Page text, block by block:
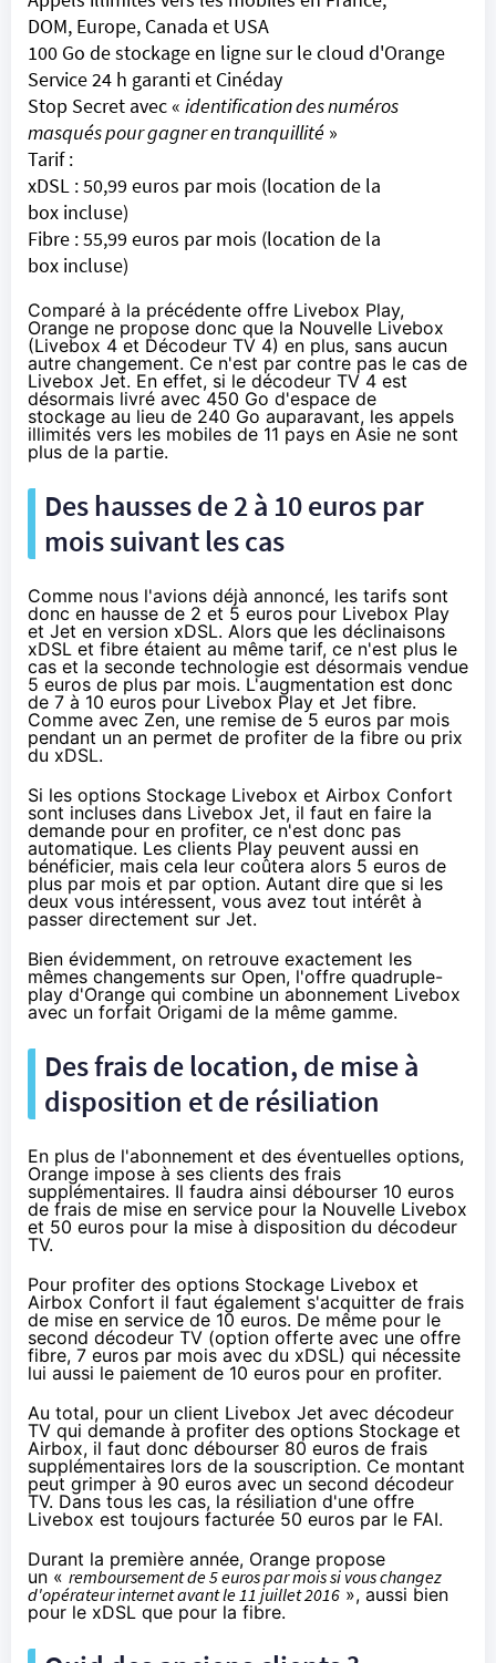
DOM, Europe, Canada et USA
100 Go de stockage en ligne sur le cloud d'Orange
Service 24 h garanti et Cinéday
Stop Secret avec « identification des numéros
masqués pour gagner en tranquillité »
Tarif :
xDSL :50,99 euros par mois (location de la
box incluse)
Fibre :55,99 euros par mois (location de la
box incluse)
Comparé à la précédente offre Livebox Play,
Orange ne propose donc que la Nouvelle Livebox
(Livebox 4 et Décodeur TV 4) en plus, sans aucun
autre changement. Ce n'est par contre pas le cas de
Livebox Jet. En effet, si le décodeur TV 4 est
désormais livré avec 450 Go d'espace de
stockage au lieu de 240 Go auparavant, les appels
illimités vers les mobiles de 11 pays en Asie ne sont
plus de la partie.
Des hausses de 2 à 10 euros par
mois suivant les cas
Comme nous l'avions déjà annoncé, les tarifs sont
donc en hausse de 2 et 5 euros pour Livebox Play
et Jet en version xDSL. Alors que les déclinaisons
xDSL et fibre étaient au même tarif, ce n'est plus le
cas et la seconde technologie est désormais vendue
5 euros de plus par mois. L'augmentation est donc
de 7 à 10 euros pour Livebox Play et Jet fibre.
Comme avec Zen, une remise de 5 euros par mois
pendant un an permet de profiter de la fibre ou prix
du xDSL.
Si les options Stockage Livebox et Airbox Confort
sont incluses dans Livebox Jet, il faut en faire la
demande pour en profiter, ce n'est donc pas
automatique. Les clients Play peuvent aussi en
bénéficier, mais cela leur coûtera alors 5 euros de
plus par mois et par option. Autant dire que si les
deux vous intéressent, vous avez tout intérêt à
passer directement sur Jet.
Bien évidemment, on retrouve exactement les
mêmes changements sur Open, l'offre quadruple-
play d'Orange qui combine un abonnement Livebox
avec un forfait Origami de la même gamme.
Des frais de location, de mise à
disposition et de résiliation
En plus de l'abonnement et des éventuelles options,
Orange impose à ses clients des frais
supplémentaires. Il faudra ainsi débourser 10 euros
de frais de mise en service pour la Nouvelle Livebox
et 50 euros pour la mise à disposition du décodeur
TV.
Pour profiter des options Stockage Livebox et
Airbox Confort il faut également s'acquitter de frais
de mise en service de 10 euros. De même pour le
second décodeur TV (option offerte avec une offre
fibre, 7 euros par mois avec du xDSL) qui nécessite
lui aussi le paiement de 10 euros pour en profiter.
Au total, pour un client Livebox Jet avec décodeur
TV qui demande à profiter des options Stockage et
Airbox, il faut donc débourser 80 euros de frais
supplémentaires lors de la souscription. Ce montant
peut grimper à 90 euros avec un second décodeur
TV. Dans tous les cas, la résiliation d'une offre
Livebox est toujours facturée 50 euros par le FAI.
Durant la première année, Orange propose
un « remboursement de 5 euros par mois si vous changez
d'opérateur internet avant le 11 juillet 2016 », aussi bien
pour le xDSL que pour la fibre.